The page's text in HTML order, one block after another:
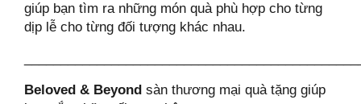
giúp bạn tìm ra những món quà phù hợp cho từng
dịp lễ cho từng đối tượng khác nhau.
Beloved & Beyond sàn thương mại quà tặng giúp